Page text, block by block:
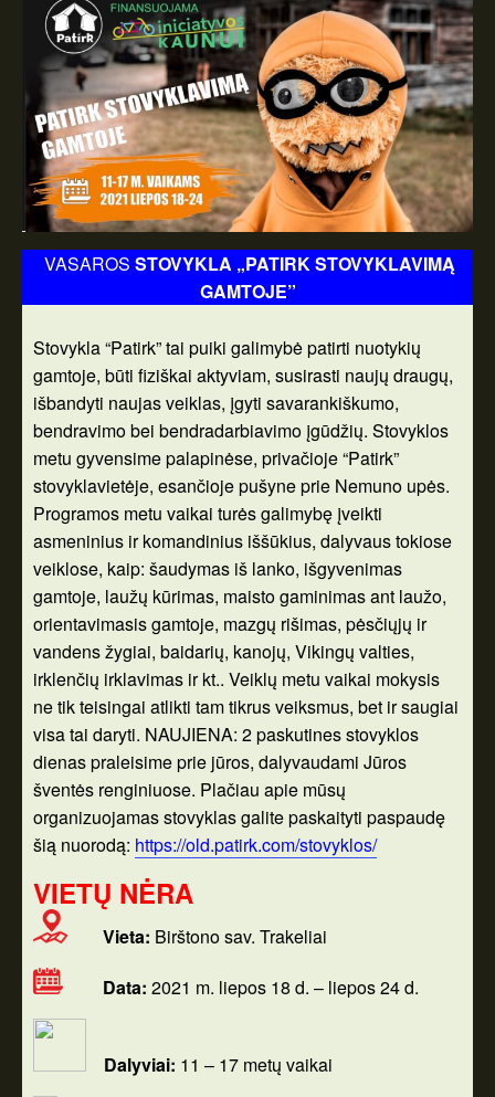
VASAROS STOVYKLA „PATIRK STOVYKLAVIMĄ
GAMTOJE”
Stovykla “Patirk” tai puiki galimybė patirti nuotykių
gamtoje, būti fiziškai aktyviam, susirasti naujų draugų,
išbandyti naujas veiklas, įgyti savarankiškumo,
bendravimo bei bendradarbiavimo įgūdžių. Stovyklos
metu gyvensime palapinėse, privačioje “Patirk”
stovyklavietėje, esančioje pušyne prie Nemuno upės.
Programos metu vaikai turės galimybę įveikti
asmeninius ir komandinius iššūkius, dalyvaus tokiose
veiklose, kaip: šaudymas iš lanko, išgyvenimas
gamtoje, laužų kūrimas, maisto gaminimas ant laužo,
orientavimasis gamtoje, mazgų rišimas, pėsčiųjų ir
vandens žygiai, baidarių, kanojų, Vikingų valties,
irklenčių irklavimas ir kt.. Veiklų metu vaikai mokysis
ne tik teisingai atlikti tam tikrus veiksmus, bet ir saugiai
visa tai daryti. NAUJIENA: 2 paskutines stovyklos
dienas praleisime prie jūros, dalyvaudami Jūros
šventės renginiuose. Plačiau apie mūsų
organizuojamas stovyklas galite paskaityti paspaudę
šią nuorodą: https://old.patirk.com/stovyklos/
VIETŲ NĖRA
Vieta: Birštono sav. Trakeliai
Data: 2021 m. liepos 18 d. – liepos 24 d.
Dalyviai: 11 – 17 metų vaikai